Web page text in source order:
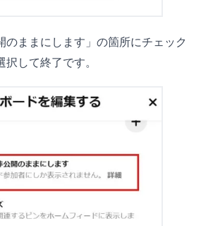
のままにします」の箇所にチェック
して終了です。